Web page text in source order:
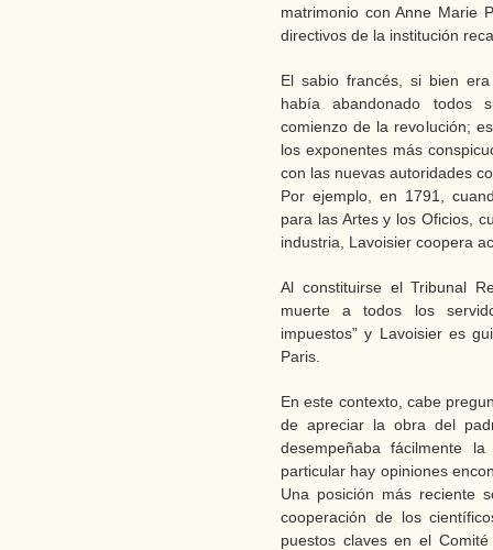
matrimonio con Anne Marie
directivos de la institución
El sabio francés, si bien
había abandonado todos
comienzo de la revolución;
los exponentes más
con las nuevas autoridades
Por ejemplo, en 1791,
para las Artes y los Oficios,
industria, Lavoisier coopera
Al constituirse el Tribunal
muerte a todos los
impuestos” y Lavoisier es
Paris.
En este contexto, cabe
de apreciar la obra del
desempeñaba fácilmente
particular hay opiniones
Una posición más reciente
cooperación de los
puestos claves en el